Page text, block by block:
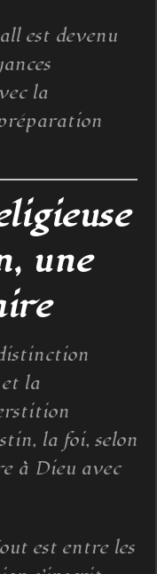
est devenu
la
une
la
la foi, selon
à Dieu avec
est entre les